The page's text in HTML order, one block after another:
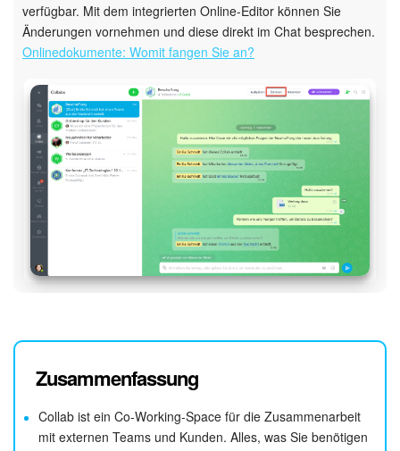
verfügbar. Mit dem integrierten Online-Editor können Sie
Änderungen vornehmen und diese direkt im Chat besprechen.
Onlinedokumente: Womit fangen Sie an?
Zusammenfassung
Collab ist ein Co-Working-Space für die Zusammenarbeit
mit externen Teams und Kunden. Alles, was Sie benötigen